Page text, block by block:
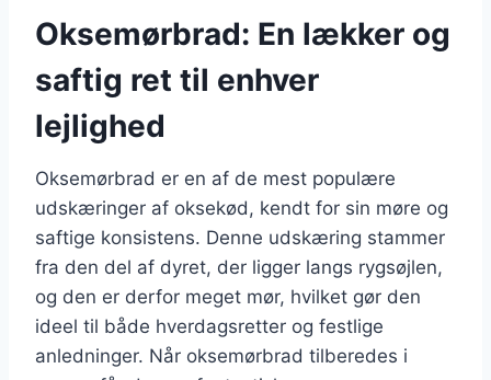
Oksemørbrad: En lækker og
saftig ret til enhver
lejlighed
Oksemørbrad er en af de mest populære
udskæringer af oksekød, kendt for sin møre og
saftige konsistens. Denne udskæring stammer
fra den del af dyret, der ligger langs rygsøjlen,
og den er derfor meget mør, hvilket gør den
ideel til både hverdagsretter og festlige
anledninger. Når oksemørbrad tilberedes i